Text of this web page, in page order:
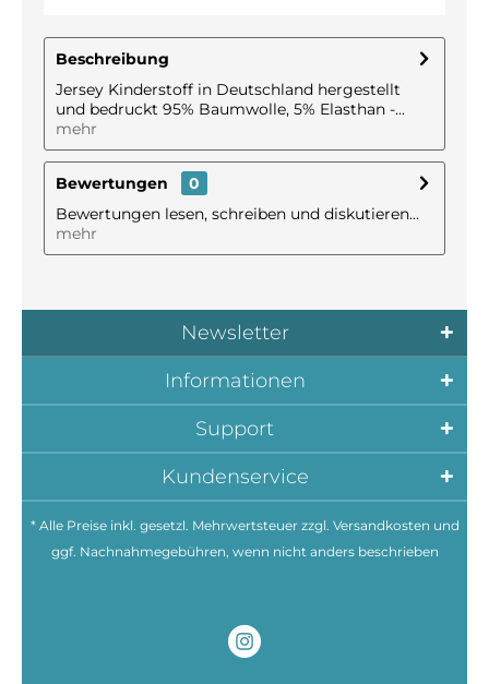
Beschreibung
Jersey Kinderstoff in Deutschland hergestellt
und bedruckt 95% Baumwolle, 5% Elasthan -...
mehr
Bewertungen
0
Bewertungen lesen, schreiben und diskutieren...
mehr
Kundenservice
Support
Informationen
Newsletter
* Alle Preise inkl. gesetzl. Mehrwertsteuer zzgl. Versandkosten und
ggf. Nachnahmegebühren, wenn nicht anders beschrieben